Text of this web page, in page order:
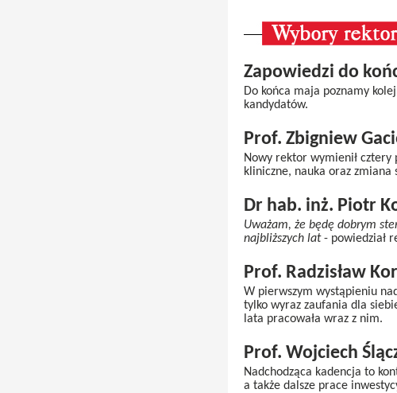
Zapowiedzi do
Do końca maja poznamy
kandydatów.
Prof. Zbigniew
Nowy rektor wymienił
kliniczne, nauka oraz
Dr hab. inż. Piotr
Uważam, że będę dobrym
najbliższych lat- powiedział
Prof. Radzisław
W pierwszym wystąpieniu
tylko wyraz zaufania dla
lata pracowała wraz z nim.
Prof. Wojciech
Nadchodząca kadencja to
a także dalsze prace